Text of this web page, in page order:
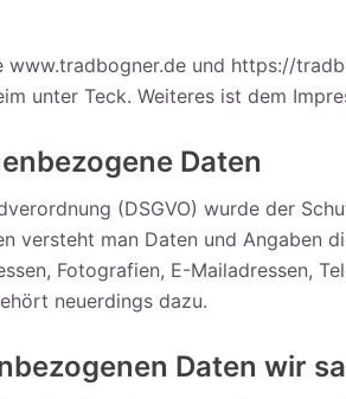
www.tradbogner.de und https://
unter Teck. Weiteres ist dem
Daten
(DSGVO) wurde der
versteht man Daten und Angaben
Fotografien, E-Mailadressen,
neuerdings dazu.
Daten wir